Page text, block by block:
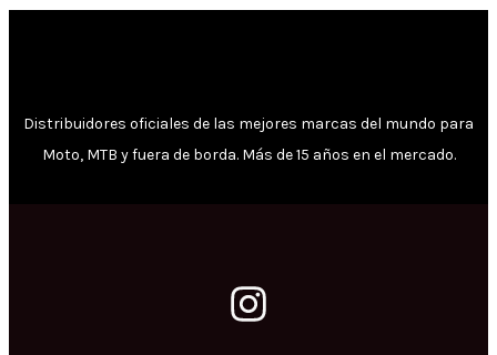
Distribuidores oficiales de las mejores marcas del mundo para
Moto, MTB y fuera de borda. Más de 15 años en el mercado.